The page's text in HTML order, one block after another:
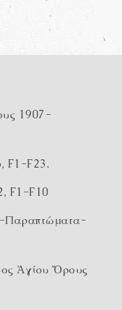
1907-
F1-F23.
F1-F10
Παραπτώματα-
Ἁγίου Ὄρους